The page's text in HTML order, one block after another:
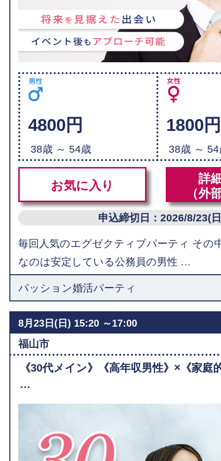
4800円
38歳 ～ 54歳
1800円
38歳 ～
お気に入り
詳
（外
申込締切日：2026/8/23(
毎回人気のエグゼクティブパーティ その
なのは安定している公務員の男性 …
パッション婚活パーティ
8月23日(日) 15:20 ～17:00
福山市
《30代メイン》《高年収男性》×《家庭
…